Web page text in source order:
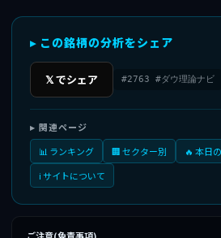
▸ この銘柄の分析をシェア
𝕏 でシェア #2763 #ダウ理論ナビ
▸ 関連ページ
📊 ランキング
🏢 セクター別
🔥 本日
ℹ️ サイトについて